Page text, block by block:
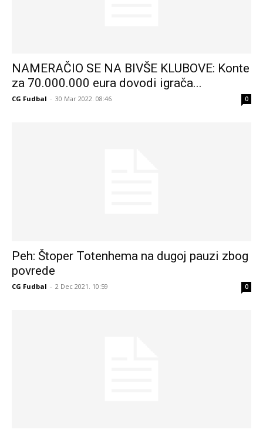
NAMERAČIO SE NA BIVŠE KLUBOVE: Konte
za 70.000.000 eura dovodi igrača...
CG Fudbal - 30 Mar 2022. 08:46 0
Peh: Štoper Totenhema na dugoj pauzi zbog
povrede
CG Fudbal - 2 Dec 2021. 10:59 0